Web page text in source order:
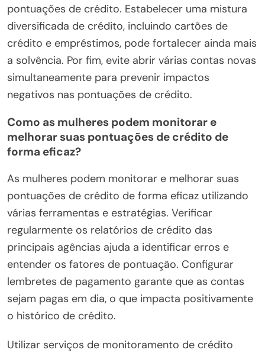
pontuações de crédito. Estabelecer uma mistura
diversificada de crédito, incluindo cartões de
crédito e empréstimos, pode fortalecer ainda mais
a solvência. Por fim, evite abrir várias contas novas
simultaneamente para prevenir impactos
negativos nas pontuações de crédito.
Como as mulheres podem monitorar e
melhorar suas pontuações de crédito de
forma eficaz?
As mulheres podem monitorar e melhorar suas
pontuações de crédito de forma eficaz utilizando
várias ferramentas e estratégias. Verificar
regularmente os relatórios de crédito das
principais agências ajuda a identificar erros e
entender os fatores de pontuação. Configurar
lembretes de pagamento garante que as contas
sejam pagas em dia, o que impacta positivamente
o histórico de crédito.
Utilizar serviços de monitoramento de crédito